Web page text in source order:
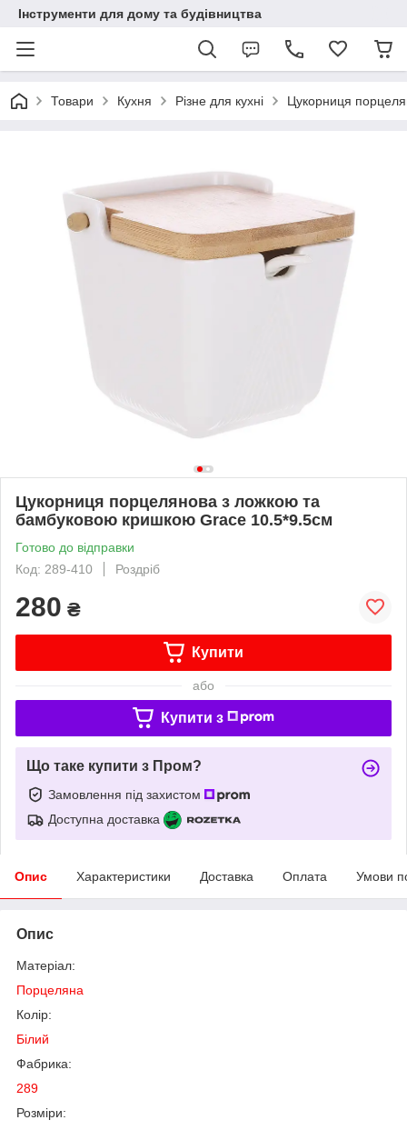
Інструменти для дому та будівництва
Товари Кухня Різне для кухні Цукорниця
Цукорниця порцелянова з ложкою та
бамбуковою кришкою Grace 10.5*9.5см
Готово до відправки
Код: 289-410
Роздріб
280 ₴
Купити
або
Купити з
Що таке купити з Пром?
Замовлення під захистом
Доступна доставка
Опис Характеристики Доставка Оплата Умови
Опис
Матеріал:
Порцеляна
Колір:
Білий
Фабрика:
289
Розміри: